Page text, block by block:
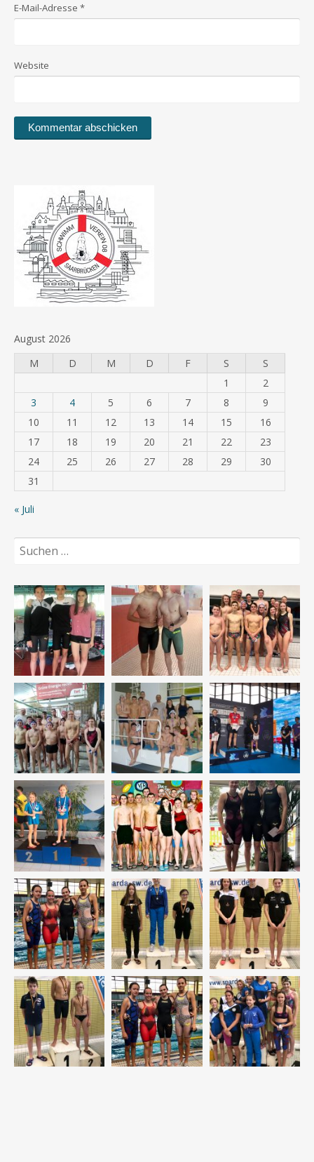
E-Mail-Adresse *
Website
August 2026
M
D M D F S
S
1
2
3
4 5 6 7 8
9
10
11 12 13 14 15
16
17
18 19 20 21 22
23
24
25 26 27 28 29
30
31
« Juli
Suchen
nach: